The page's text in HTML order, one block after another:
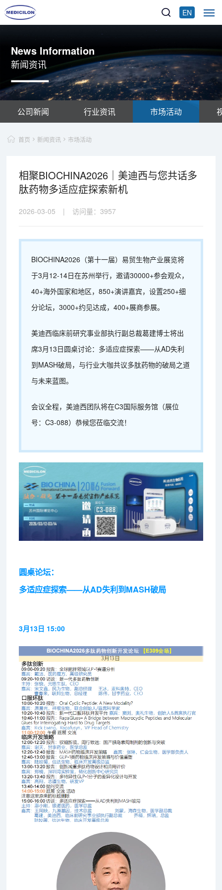
EN
News Information
新闻资讯
公司新闻 行业资讯 市场活动
首页 新闻资讯 市场活动
相聚BIOCHINA2026｜美迪西与您共话多
肽药物多适应症探索新机
2026-03-05 | 访问量：3957
BIOCHINA2026（第十一届）易贸生物产业展览将
于3月12-14日在苏州举行，邀请30000+参会观众，
40+海外国家和地区，850+演讲嘉宾，设置250+细
分论坛，3000+约见达成，400+展商参展。
美迪西临床前研究事业部执行副总裁葛建博士将出
席3月13日圆桌讨论：多适应症探索——从AD失利
到MASH破局，与行业大咖共议多肽药物的破局之道
与未来蓝图。
会议全程，美迪西团队将在C3国际服务馆（展位
号：C3-088）恭候您莅临交流！
圆桌论坛：
多适应症探索——从AD失利到MASH破局
3月13日 15:00